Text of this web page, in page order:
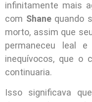
infinitamente mais
com Shanequando
morto, assim que
permaneceu leal
inequívocos, que o
continuaria.
Isso significava